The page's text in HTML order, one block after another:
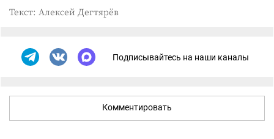
Текст: Алексей Дегтярёв
Подписывайтесь на наши каналы
Комментировать